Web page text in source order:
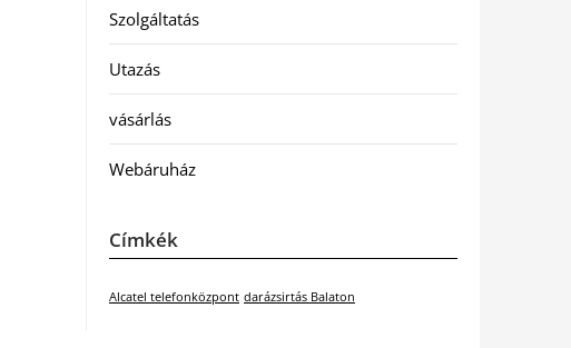
Szolgáltatás
Utazás
vásárlás
Webáruház
Címkék
Alcatel telefonközpont darázsirtás Balaton